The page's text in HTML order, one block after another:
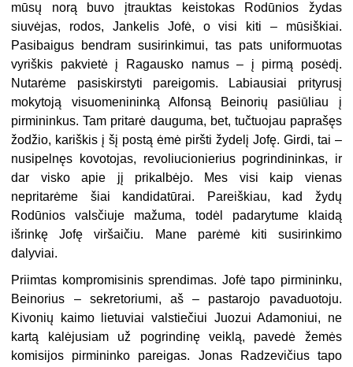
mūsų norą buvo įtrauktas keistokas Rodūnios žydas
siuvėjas, rodos, Jankelis Jofė, o visi kiti – mūsiškiai.
Pasibaigus bendram susirinkimui, tas pats uniformuotas
vyriškis pakvietė į Ragausko namus – į pirmą posėdį.
Nutarėme pasiskirstyti pareigomis. Labiausiai prityrusį
mokytoją visuomenininką Alfonsą Beinorių pasiūliau į
pirmininkus. Tam pritarė dauguma, bet, tučtuojau paprašęs
žodžio, kariškis į šį postą ėmė piršti žydelį Jofę. Girdi, tai –
nusipelnęs kovotojas, revoliucionierius pogrindininkas, ir
dar visko apie jį prikalbėjo. Mes visi kaip vienas
nepritarėme šiai kandidatūrai. Pareiškiau, kad žydų
Rodūnios valsčiuje mažuma, todėl padarytume klaidą
išrinkę Jofę viršaičiu. Mane parėmė kiti susirinkimo
dalyviai.
Priimtas kompromisinis sprendimas. Jofė tapo pirmininku,
Beinorius – sekretoriumi, aš – pastarojo pavaduotoju.
Kivonių kaimo lietuviai valstiečiui Juozui Adamoniui, ne
kartą kalėjusiam už pogrindinę veiklą, pavedė žemės
komisijos pirmininko pareigas. Jonas Radzevičius tapo